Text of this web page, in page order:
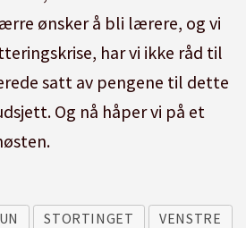
ønsker å bli lærere, og vi
har vi ikke råd til
satt av pengene til dette
Og nå håper vi på et
STORTINGET
VENSTRE